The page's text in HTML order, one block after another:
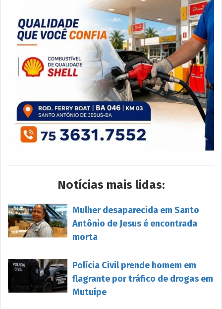
Notícias mais lidas:
Mulher desaparecida em Santo
Antônio de Jesus é encontrada
morta
Polícia Civil prende homem em
flagrante por tráfico de drogas em
Mutuípe